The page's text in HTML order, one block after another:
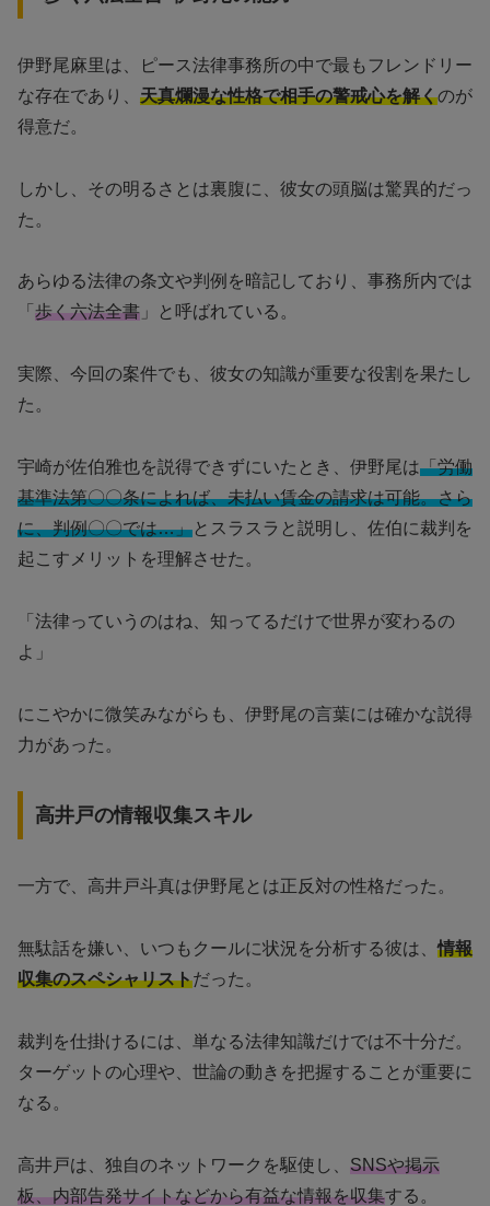
伊野尾麻里は、ピース法律事務所の中で最もフレンドリー
な存在であり、 天真爛漫な性格で相手の警戒心を解くのが
得意だ。
しかし、その明るさとは裏腹に、彼女の頭脳は驚異的だっ
た。
あらゆる法律の条文や判例を暗記しており、事務所内では
「 歩く六法全書 」と呼ばれている。
実際、今回の案件でも、彼女の知識が重要な役割を果たし
た。
宇崎が佐伯雅也を説得できずにいたとき、伊野尾は「労働
基準法第〇〇条によれば、未払い賃金の請求は可能。さら
に、判例〇〇では…」とスラスラと説明し、佐伯に裁判を
起こすメリットを理解させた。
「法律っていうのはね、知ってるだけで世界が変わるの
よ」
にこやかに微笑みながらも、伊野尾の言葉には確かな説得
力があった。
高井戸の情報収集スキル
一方で、高井戸斗真は伊野尾とは正反対の性格だった。
無駄話を嫌い、いつもクールに状況を分析する彼は、情報
収集のスペシャリストだった。
裁判を仕掛けるには、単なる法律知識だけでは不十分だ。
ターゲットの心理や、世論の動きを把握することが重要に
なる。
高井戸は、独自のネットワークを駆使し、 SNSや掲示
板、内部告発サイトなどから有益な情報を収集する。